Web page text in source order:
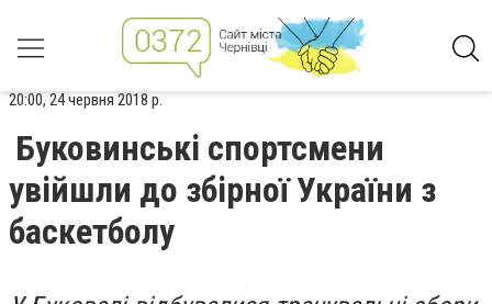
20:00, 24 червня 2018 р.
Буковинські спортсмени
увійшли до збірної України з
баскетболу